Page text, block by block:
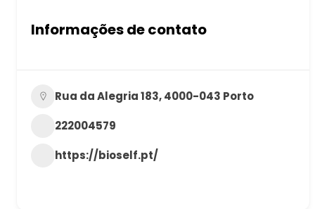
Informações de contato
Rua da Alegria 183, 4000-043 Porto
222004579
https://bioself.pt/